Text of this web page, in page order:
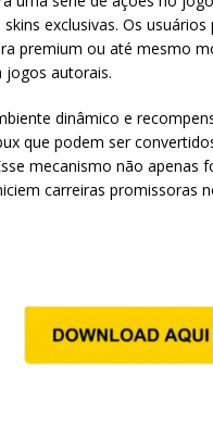
exclusivas. Os
premium ou até mesmo
jogos autorais.
dinâmico e
que podem ser
mecanismo não apenas
carreiras promissoras